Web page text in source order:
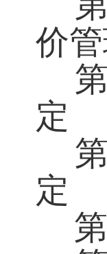
价
第
定
第
定
第